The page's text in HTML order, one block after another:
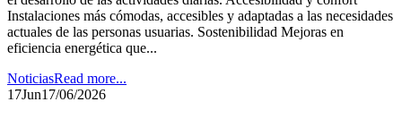
Instalaciones más cómodas, accesibles y adaptadas a las necesidades
actuales de las personas usuarias. Sostenibilidad Mejoras en
eficiencia energética que...
NoticiasRead more...
17Jun17/06/2026